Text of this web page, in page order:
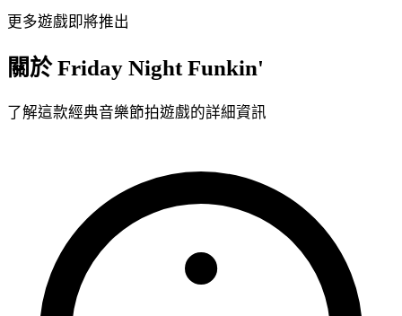
更多遊戲即將推出
關於 Friday Night Funkin'
了解這款經典音樂節拍遊戲的詳細資訊